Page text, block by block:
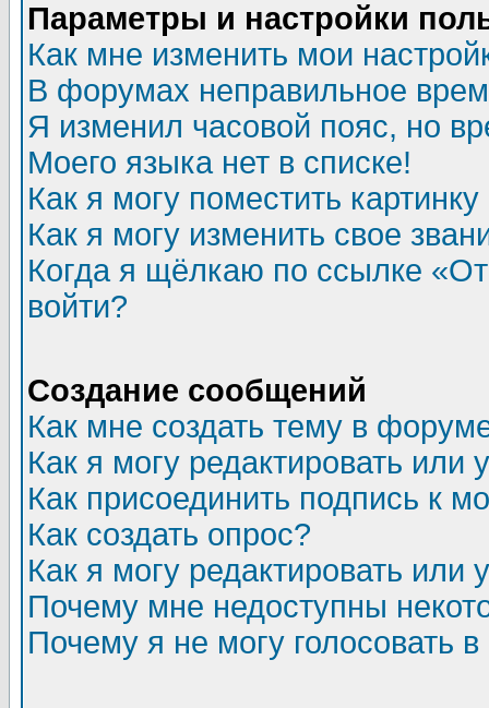
Параметры и настройки
Как мне изменить мои
В форумах неправильное
Я изменил часовой пояс, но
Моего языка нет в списке!
Как я могу поместить
Как я могу изменить свое
Когда я щёлкаю по ссылке
войти?
Создание сообщений
Как мне создать тему в
Как я могу редактировать или
Как присоединить подпись к
Как создать опрос?
Как я могу редактировать или
Почему мне недоступны
Почему я не могу голосовать